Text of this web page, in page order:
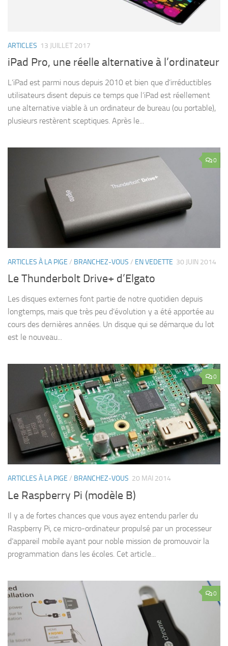
ARTICLES 13 JUILLET 2017
iPad Pro, une réelle alternative à l’ordinateur
L’iPad est parmi nous depuis 2010 et bien que d’irréductibles
utilisateurs disent depuis ce temps que l’iPad est réellement
une alternative viable à un ordinateur de bureau (ou portable),
plusieurs restèrent sceptiques. Après le...
0
ARTICLES À LA PIGE / BRANCHEZ-VOUS / EN VEDETTE 30 JUIN 2014
Le Thunderbolt Drive+ d’Elgato
Les disques externes font partie de notre quotidien depuis
longtemps, mais que très peu d’évolution y a été apportée au
cours des dernières années. Un disque qui se démarque du lot
est le nouveau...
0
ARTICLES À LA PIGE / BRANCHEZ-VOUS 20 MAI 2014
Le Raspberry Pi (modèle B)
Il y a de fortes chances que vous ayez entendu parler du
Raspberry Pi, ce micro-ordinateur propulsé par un processeur
d’appareil mobile ayant pour noble mission de promouvoir la
programmation dans les écoles. Cet article...
0